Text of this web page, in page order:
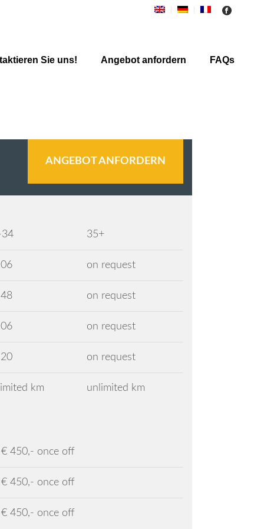
Sie uns! Angebot anfordern FAQs
ANGEBOT ANFORDERN
35+
on request
on request
on request
on request
km unlimited km
€ 450,- once off
€ 450,- once off
€ 450,- once off